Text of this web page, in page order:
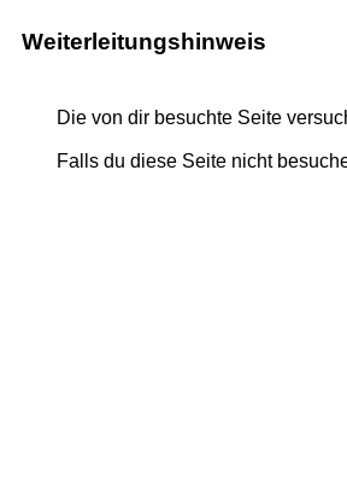
Weiterleitungshinweis
Die von dir besuchte Seite
Falls du diese Seite nicht